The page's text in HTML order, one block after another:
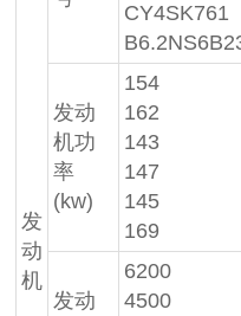
发
动
机
CY4SK761
发动
机功
率
(kw)
154
162
143
147
145
169
发动
6200
4500